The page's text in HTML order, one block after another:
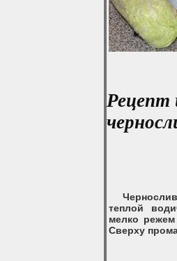
Рецепт
теплой
мелко
Сверху